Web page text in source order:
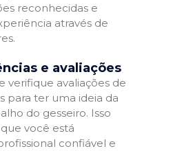
reconhecidas e
através de
e avaliações
verifique avaliações de
para ter uma ideia da
do gesseiro. Isso
você está
confiável e